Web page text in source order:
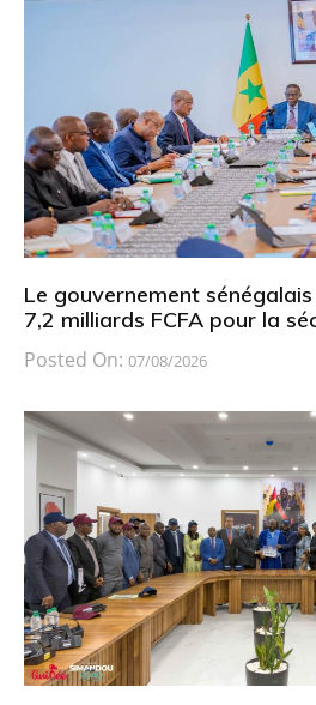
Le gouvernement
7,2 milliards FCFA pour la
Posted On: 07/08/2026